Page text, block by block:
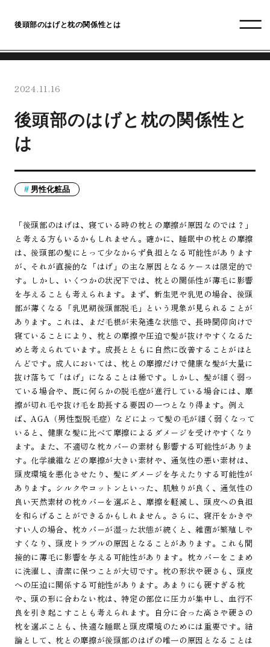
後頭部のはげと枕の関係性とは
2024.11.16
後頭部のはげと枕の関係性と
は
男性化粧品
「後頭部のはげは、寝ている時の枕との摩擦が原因なのでは？」
と考える方もいるかもしれません。確かに、睡眠中の枕との摩擦
は、後頭部の髪にとって少なからず負担となる可能性があります
が、それが直接的な「はげ」の主な原因となるケースは限定的で
す。しかし、いくつかの状況下では、枕との関係性が薄毛に影響
を与えることも考えられます。まず、新生児や乳児の場合、後頭
部が薄くなる「乳児期後頭部脱毛」という現象が見られることが
あります。これは、まだ毛根が未発達な状態で、長時間仰向けで
寝ていることにより、枕との摩擦や圧迫で髪が抜けやすくなるた
めと考えられています。成長とともに自然に改善することがほと
んどです。成人においては、枕との摩擦だけで健康な髪が大量に
抜け落ちて「はげ」になることは稀です。しかし、髪が細く弱っ
ている場合や、既に何らかの脱毛症が進行している場合には、摩
擦が切れ毛や抜け毛を助長する要因の一つとなり得ます。例え
ば、AGA（男性型脱毛症）などによって髪の毛が細く弱くなって
いると、健康な髪に比べて摩擦によるダメージを受けやすくなり
ます。また、不適切な枕カバーの素材も影響する可能性がありま
す。化学繊維などの摩擦が大きい素材や、通気性の悪い素材は、
頭皮環境を悪化させたり、髪にダメージを与えたりする可能性が
あります。シルクやコットンといった、肌触りが良く、通気性の
良い天然素材の枕カバーを選ぶと、摩擦を軽減し、頭皮への負担
を和らげることができるかもしれません。さらに、寝汗をかきや
すい人の場合、枕カバーが湿った状態が続くと、雑菌が繁殖しや
すくなり、頭皮トラブルの原因となることがあります。これも間
接的に薄毛に影響を与える可能性があります。枕カバーをこまめ
に洗濯し、清潔に保つことが大切です。枕の形状や硬さも、頭皮
への圧迫に関係する可能性があります。あまりにも硬すぎる枕
や、頭の形に合わない枕は、特定の部位に圧力が集中し、血行不
良を引き起こすことも考えられます。自分に合った高さや硬さの
枕を選ぶことも、快適な睡眠と頭皮環境のためには重要です。結
論として、枕との摩擦が後頭部のはげの唯一の原因となることは